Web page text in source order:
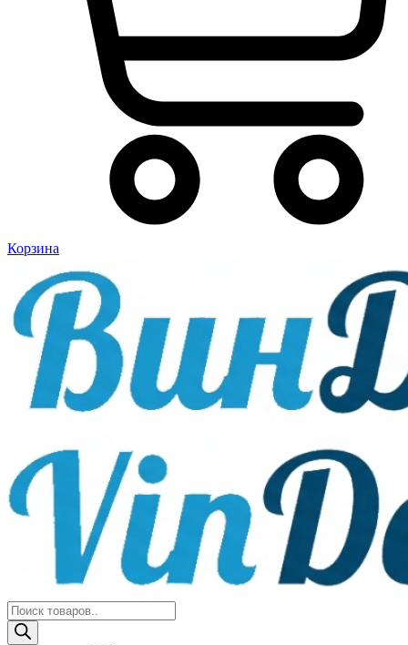
Корзина
Поиск
товаров